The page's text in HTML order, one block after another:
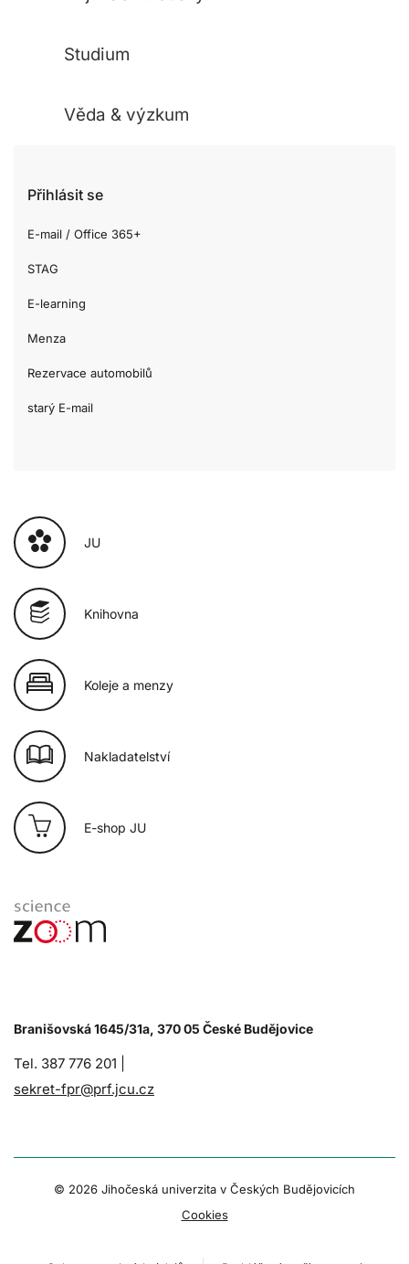
Studium
Věda & výzkum
Přihlásit se
E-mail / Office 365+
STAG
E-learning
Menza
Rezervace automobilů
starý E-mail
JU
Knihovna
Koleje a menzy
Nakladatelství
E-shop JU
Branišovská 1645/31a, 370 05 České Budějovice
Tel. 387 776 201 |
sekret-fpr@prf.jcu.cz
© 2026 Jihočeská univerzita v Českých Budějovicích
Cookies